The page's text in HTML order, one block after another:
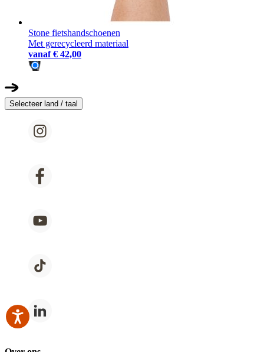
Stone fietshandschoenen
Met gerecycleerd materiaal
vanaf € 42,00
Selecteer land / taal